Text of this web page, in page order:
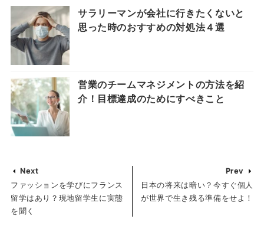
サラリーマンが会社に行きたくないと
思った時のおすすめの対処法４選
営業のチームマネジメントの方法を紹
介！目標達成のためにすべきこと
Next
ファッションを学びにフランス
留学はあり？現地留学生に実態
を聞く
Prev
日本の将来は暗い？今すぐ個人
が世界で生き残る準備をせよ！